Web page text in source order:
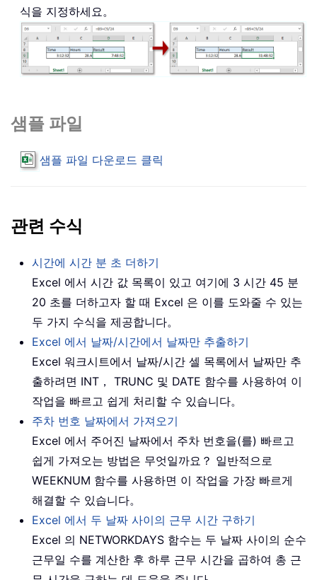
식을 지정하세요。
샘플 파일
샘플 파일 다운로드 클릭
관련 수식
시간에 시간 분 초 더하기
Excel 에서 시간 값 목록이 있고 여기에 3 시간 45 분
20 초를 더하고자 할 때 Excel 은 이를 도와줄 수 있는
두 가지 수식을 제공합니다。
Excel 에서 날짜/시간에서 날짜만 추출하기
Excel 워크시트에서 날짜/시간 셀 목록에서 날짜만 추
출하려면 INT， TRUNC 및 DATE 함수를 사용하여 이
작업을 빠르고 쉽게 처리할 수 있습니다。
주차 번호 날짜에서 가져오기
Excel 에서 주어진 날짜에서 주차 번호을(를) 빠르고
쉽게 가져오는 방법은 무엇일까요？ 일반적으로
WEEKNUM 함수를 사용하면 이 작업을 가장 빠르게
해결할 수 있습니다。
Excel 에서 두 날짜 사이의 근무 시간 구하기
Excel 의 NETWORKDAYS 함수는 두 날짜 사이의 순수
근무일 수를 계산한 후 하루 근무 시간을 곱하여 총 근